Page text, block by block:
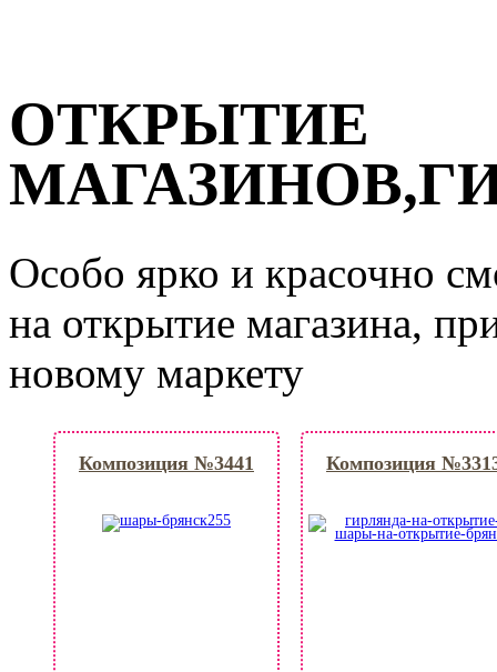
ОТКРЫТИЕ
Особо ярко и красочно
на открытие магазина,
новому маркету
Композиция №3441 Композиция